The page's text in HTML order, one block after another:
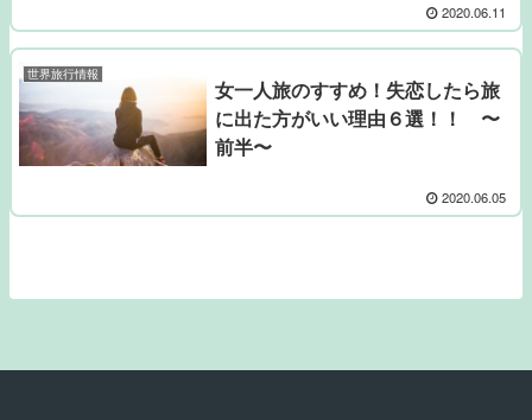
2020.06.11
世界旅行情報
女一人旅のすすめ！失恋したら旅
に出た方がいい理由６選！！ 〜
前半〜
2020.06.05